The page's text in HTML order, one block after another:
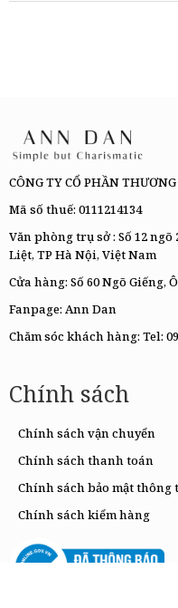
CÔNG TY CỔ PHẦN
Mã số thuế: 0111214134
Văn phòng trụ sở : Số 12
Liệt, TP Hà Nội, Việt Nam
Cửa hàng: Số 60 Ngõ Giếng,
Fanpage: Ann Dan
Chăm sóc khách hàng: Tel:
Chính sách
Chính sách vận chuyển
Chính sách thanh toán
Chính sách bảo mật thông
Chính sách kiểm hàng